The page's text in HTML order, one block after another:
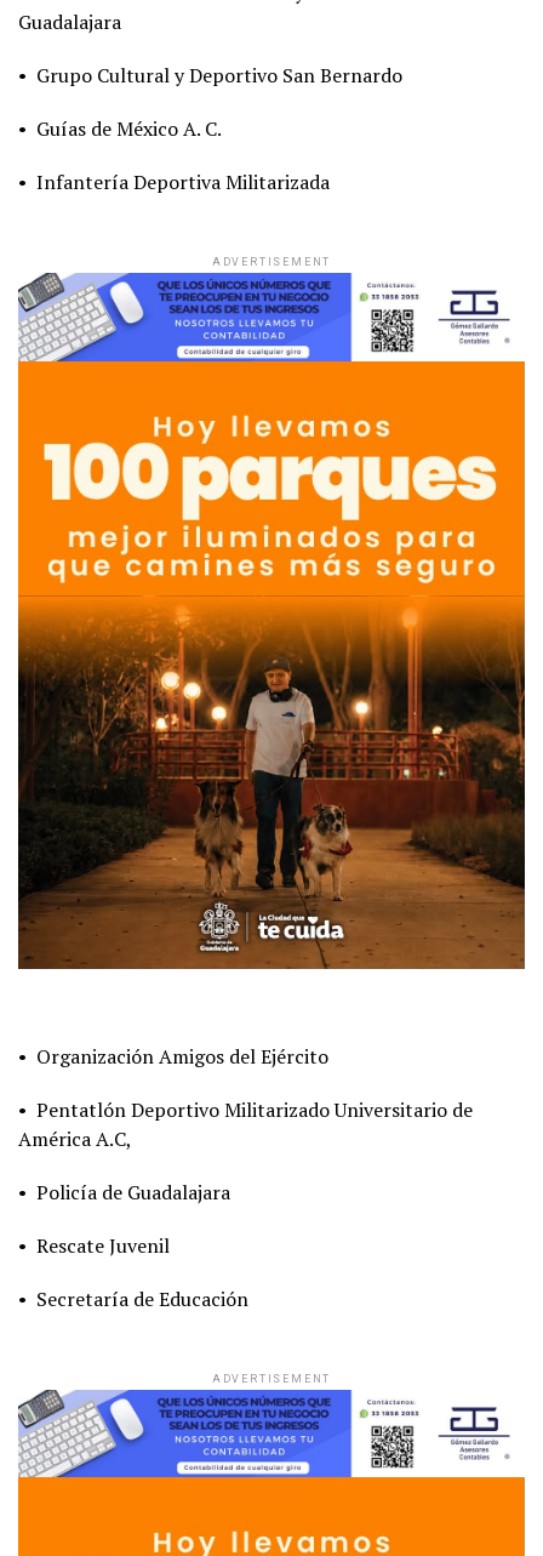
Guadalajara
• Grupo Cultural y Deportivo San Bernardo
• Guías de México A. C.
• Infantería Deportiva Militarizada
ADVERTISEMENT
• Organización Amigos del Ejército
• Pentatlón Deportivo Militarizado Universitario de
América A.C,
• Policía de Guadalajara
• Rescate Juvenil
• Secretaría de Educación
ADVERTISEMENT